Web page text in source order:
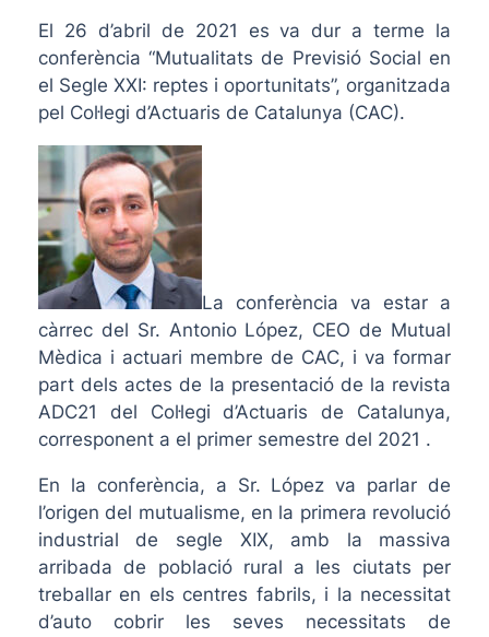
El 26 d’abril de 2021 es va dur a terme la
conferència “Mutualitats de Previsió Social en
el Segle XXI: reptes i oportunitats”, organitzada
pel Col·legi d’Actuaris de Catalunya (CAC).
La conferència va estar a
càrrec del Sr. Antonio López, CEO de Mutual
Mèdica i actuari membre de CAC, i va formar
part dels actes de la presentació de la revista
ADC21 del Col·legi d’Actuaris de Catalunya,
corresponent a el primer semestre del 2021 .
En la conferència, a Sr. López va parlar de
l’origen del mutualisme, en la primera revolució
industrial de segle XIX, amb la massiva
arribada de població rural a les ciutats per
treballar en els centres fabrils, i la necessitat
d’auto cobrir les seves necessitats de